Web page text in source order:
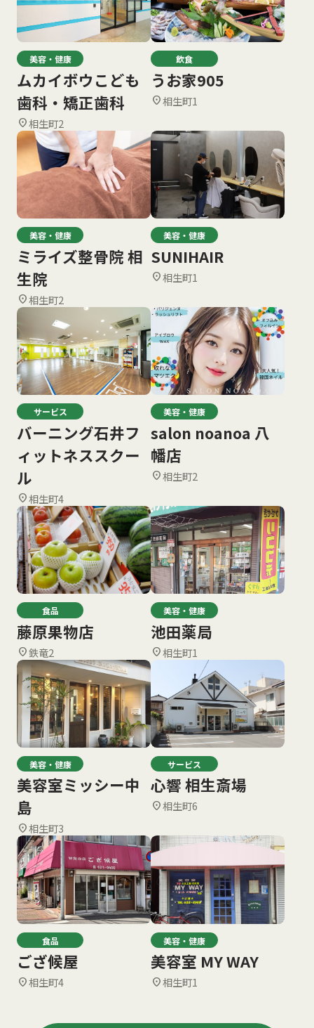
美容・健康
ムカイボウこども
歯科・矯正歯科
location_on相生町2
飲食
うお家905
location_on相生町1
美容・健康
ミライズ整骨院 相
生院
location_on相生町2
美容・健康
SUNIHAIR
location_on相生町1
サービス
バーニング石井フ
ィットネススクー
ル
location_on相生町4
美容・健康
salon noanoa 八
幡店
location_on相生町2
食品
藤原果物店
location_on鉄竜2
美容・健康
池田薬局
location_on相生町1
美容・健康
美容室ミッシー中
島
location_on相生町3
サービス
心響 相生斎場
location_on相生町6
食品
ござ候屋
location_on相生町4
美容・健康
美容室 MY WAY
location_on相生町1